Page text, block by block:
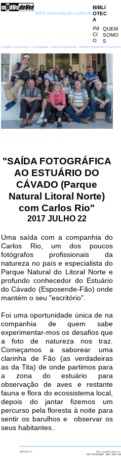
BIBLI
OTEC
A
INI
CI
O
QUEM
SOMO
S
"SAÍDA FOTOGRÁFICA
AO ESTUÁRIO DO
CÁVADO (Parque
Natural Litoral Norte)
com Carlos Rio"
2017 JULHO 22
Uma saída com a companhia do
Carlos Rio, um dos poucos
fotógrafos profissionais da
natureza no país e especialista do
Parque Natural do Litoral Norte e
profundo conhecedor do Estuário
do Cávado (Esposende-Fão) onde
mantém o seu "escritório".
Foi uma oportunidade única de na
companhia de quem sabe
experimentar-mos os desafios que
a foto de natureza nos traz.
Começamos a saborear uma
clarinha de Fão (as verdadeiras
as da Tita) de onde partimos para
a zona do estuário para
observação de aves e restante
fauna e flora do ecossistema local,
depois do jantar fizemos um
percurso pela floresta à noite para
sentir os barulhos e observar os
seus habitantes..